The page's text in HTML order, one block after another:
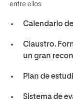
entre ellos:
Calendario
Claustro.
un gran
Plan de
Sistema de